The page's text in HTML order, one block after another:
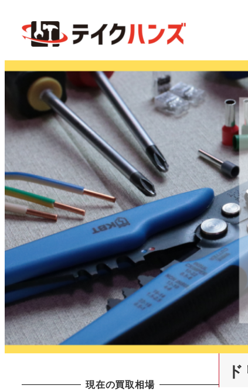
現在の買取相場